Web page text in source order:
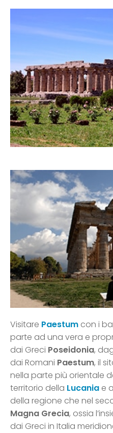
Visitare Paestum con i
parte ad una vera e
dai Greci Poseidonia,
dai Romani Paestum, il
nella parte più orientale
territorio della Lucania e
della regione che nel
Magna Grecia, ossia
dai Greci in Italia